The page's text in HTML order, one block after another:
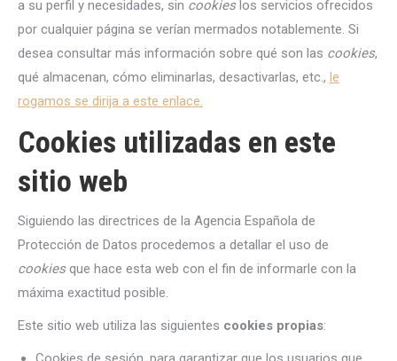
a su perfil y necesidades, sin cookieslos servicios ofrecidos
por cualquier página se verían mermados notablemente. Si
desea consultar más información sobre qué son las cookies,
qué almacenan, cómo eliminarlas, desactivarlas, etc., le
rogamos se dirija a este enlace.
Cookies utilizadas en este
sitio web
Siguiendo las directrices de la Agencia Española de
Protección de Datos procedemos a detallar el uso de
cookiesque hace esta web con el fin de informarle con la
máxima exactitud posible.
Este sitio web utiliza las siguientes cookies propias: